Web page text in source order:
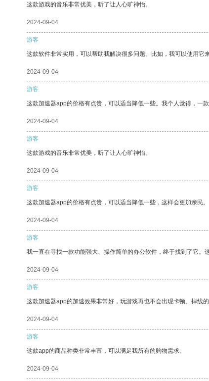
这款游戏的音乐非常优美，听了让人心旷神怡。
2024-09-04
游客
这款软件非常实用，可以帮助我解决很多问题。比如，我可以使用它
2024-09-04
游客
这款加速器app的价格有点贵，可以适当降低一些。我个人觉得，一
2024-09-04
游客
这款游戏的音乐非常优美，听了让人心旷神怡。
2024-09-04
游客
这款加速器app的价格有点贵，可以适当降低一些，这样会更加亲民。
2024-09-04
游客
我一直在寻找一款功能强大、操作简单的办公软件，终于找到了它。
2024-09-04
游客
这款加速器app的加速效果非常好，玩游戏再也不会出现卡顿、掉线
2024-09-04
游客
这款app的商品种类非常丰富，可以满足我所有的购物需求。
2024-09-04